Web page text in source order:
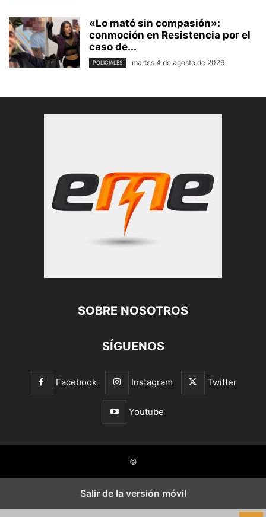
«Lo mató sin compasión»:
conmoción en Resistencia por el
caso de...
POLICIALES martes 4 de agosto de 2026
SOBRE NOSOTROS
SÍGUENOS
Facebook Instagram Twitter
Youtube
©
Salir de la versión móvil